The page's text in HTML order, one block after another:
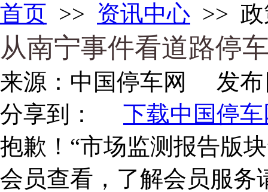
首页 >> 资讯中心 >>
从南宁事件看道路停
来源： 中国停车网
发布
分享到：
下载中国停车
抱歉！“市场监测报告版
会员查看，了解会员服务